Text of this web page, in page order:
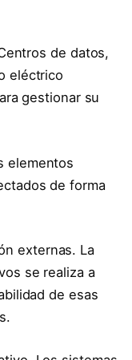
de datos,
eléctrico
gestionar su
elementos
de forma
externas. La
se realiza a
de esas